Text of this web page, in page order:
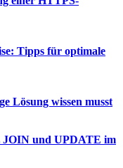
Tipps für optimale
Lösung wissen musst
JOIN und UPDATE im